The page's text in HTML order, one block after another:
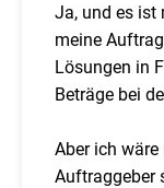
Ja, und es ist
meine
Lösungen in
Beträge bei
Aber ich
Auftraggeber